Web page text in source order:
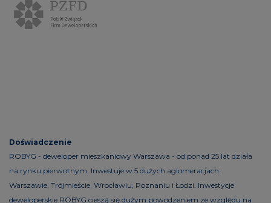
Doświadczenie
ROBYG - deweloper mieszkaniowy Warszawa - od ponad 25 lat działa
na rynku pierwotnym. Inwestuje w 5 dużych aglomeracjach:
Warszawie, Trójmieście, Wrocławiu, Poznaniu i Łodzi. Inwestycje
deweloperskie ROBYG cieszą się dużym powodzeniem ze względu na